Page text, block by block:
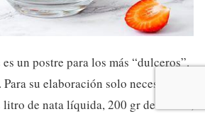
un postre para los más “dulceros”.
su elaboración solo necesitarás:
de nata líquida, 200 gr de azúcar,